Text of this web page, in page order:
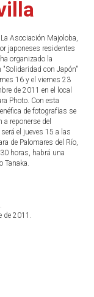
La Asociación Majoloba,
japoneses residentes
organizado la
"Solidaridad con Japón"
16 y el viernes 23
de 2011 en el local
Photo. Con esta
de fotografías se
reponerse del
el jueves 15 a las
de Palomares del Río,
horas, habrá una
Tanaka.
de 2011.